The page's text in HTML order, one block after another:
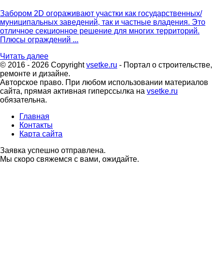
Забором 2D огораживают участки как государственных/
муниципальных заведений, так и частные владения. Это
отличное секционное решение для многих территорий.
Плюсы ограждений ...
Читать далее
© 2016 - 2026 Copyrightvsetke.ru - Портал о строительстве,
ремонте и дизайне.
Авторское право. При любом использовании материалов
сайта, прямая активная гиперссылка на vsetke.ru
обязательна.
Главная
Контакты
Карта сайта
Заявка успешно отправлена.
Мы скоро свяжемся с вами, ожидайте.